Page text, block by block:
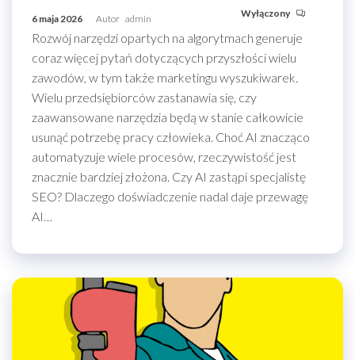
6 maja 2026 Autor admin Wyłączony
Rozwój narzędzi opartych na algorytmach generuje
coraz więcej pytań dotyczących przyszłości wielu
zawodów, w tym także marketingu wyszukiwarek.
Wielu przedsiębiorców zastanawia się, czy
zaawansowane narzędzia będą w stanie całkowicie
usunąć potrzebę pracy człowieka. Choć AI znacząco
automatyzuje wiele procesów, rzeczywistość jest
znacznie bardziej złożona. Czy AI zastąpi specjalistę
SEO? Dlaczego doświadczenie nadal daje przewagę
AI…